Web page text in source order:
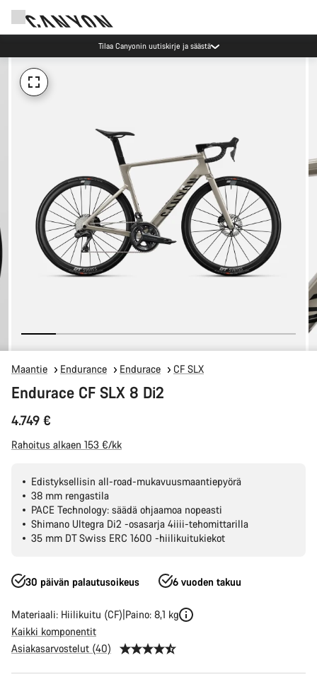
Tilaa Canyonin uutiskirje ja säästä
Maantie Endurance Endurace CF SLX
Endurace CF SLX 8 Di2
4.749 €
Rahoitus alkaen 153 €/kk
Edistyksellisin all-road-mukavuusmaantiepyörä
38 mm rengastila
PACE Technology: säädä ohjaamoa nopeasti
Shimano Ultegra Di2 -osasarja 4iiii-tehomittarilla
35 mm DT Swiss ERC 1600 -hiilikuitukiekot
30 päivän palautusoikeus 6 vuoden takuu
Materiaali: Hiilikuitu (CF) Paino: 8,1 kg
Kaikki komponentit
Asiakasarvostelut (40)